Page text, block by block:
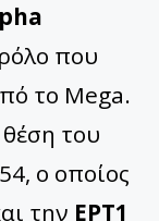
που
το Mega.
του
ο οποίος
την ΕΡΤ1